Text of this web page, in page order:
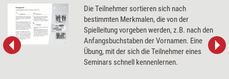
Die Teilnehmer sortieren sich nach
bestimmten Merkmalen, die von der
Spielleitung vorgeben werden, z.B. nach den
Anfangsbuchstaben der Vornamen. Eine
Übung, mit der sich die Teilnehmer eines
Seminars schnell kennenlernen.